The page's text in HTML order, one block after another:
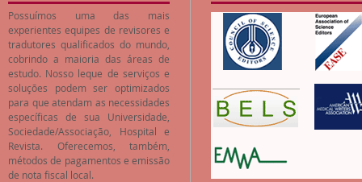
Possuímos uma das mais
experientes equipes de revisores e
tradutores qualificados do mundo,
cobrindo a maioria das áreas de
estudo. Nosso leque de serviços e
soluções podem ser optimizados
para que atendam as necessidades
específicas de sua Universidade,
Sociedade/Associação, Hospital e
Revista. Oferecemos, também,
métodos de pagamentos e emissão
de nota fiscal local.